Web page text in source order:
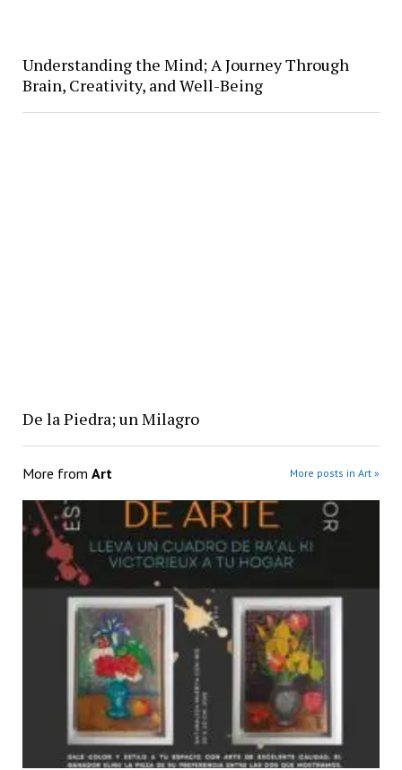
Understanding the Mind; A Journey Through
Brain, Creativity, and Well-Being
De la Piedra; un Milagro
More from Art More posts in Art »